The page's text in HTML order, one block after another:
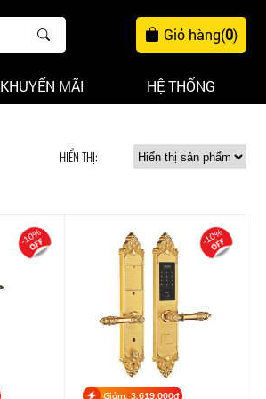
Giỏ hàng(0)
KHUYẾN MÃI HỆ THỐNG
HIỂN THỊ:
-10%
Giảm: 3,619,000đ
-10%